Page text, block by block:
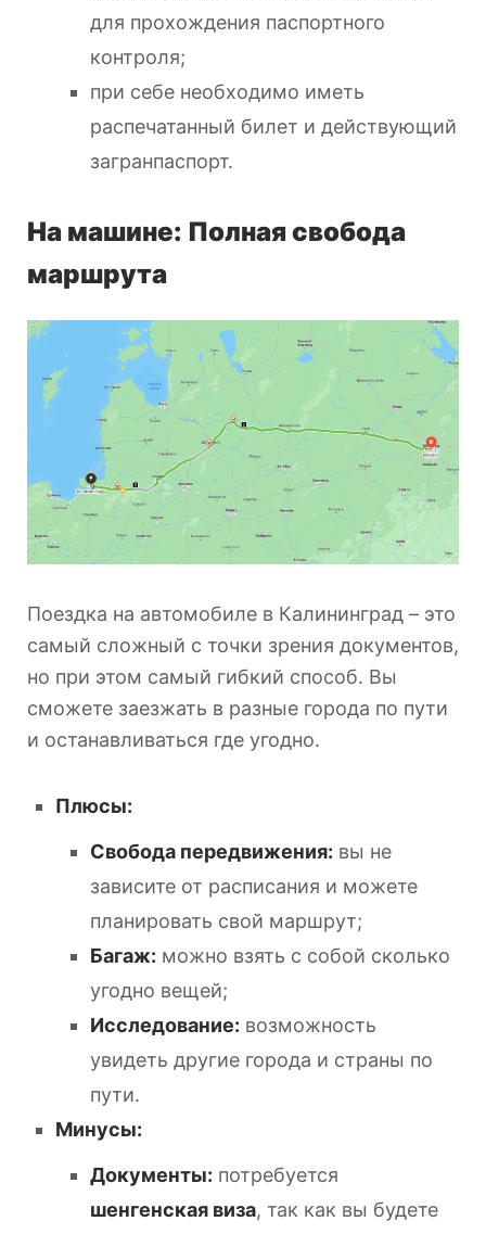
для прохождения паспортного
контроля;
при себе необходимо иметь
распечатанный билет и действующий
загранпаспорт.
На машине: Полная свобода
маршрута
Поездка на автомобиле в Калининград – это
самый сложный с точки зрения документов,
но при этом самый гибкий способ. Вы
сможете заезжать в разные города по пути
и останавливаться где угодно.
Плюсы:
Свобода передвижения: вы не
зависите от расписания и можете
планировать свой маршрут;
Багаж: можно взять с собой сколько
угодно вещей;
Исследование: возможность
увидеть другие города и страны по
пути.
Минусы:
Документы: потребуется
шенгенская виза, так как вы будете